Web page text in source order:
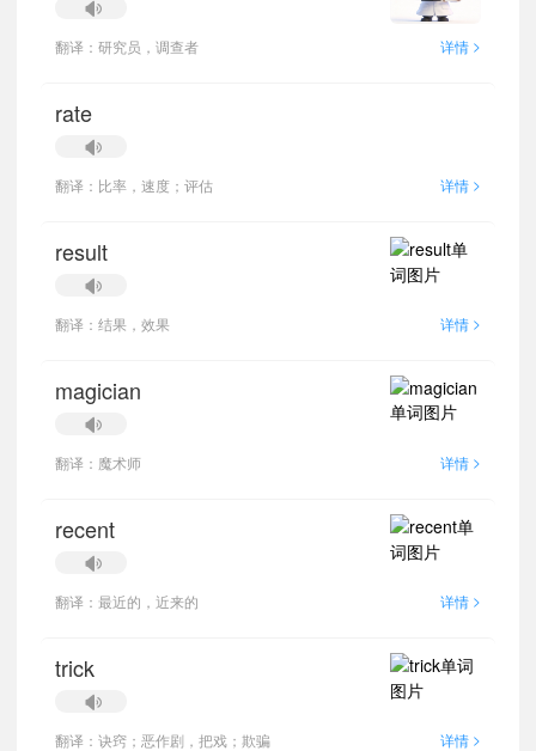
翻译：研究员，调查者 详情 >
rate
翻译：比率，速度；评估 详情 >
result
翻译：结果，效果 详情 >
magician
翻译：魔术师 详情 >
recent
翻译：最近的，近来的 详情 >
trick
翻译：诀窍；恶作剧，把戏；欺骗 详情 >